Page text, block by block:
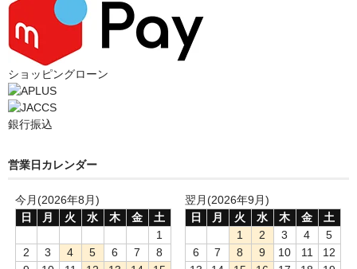
ショッピングローン
銀行振込
営業日カレンダー
今月(2026年8月)
日
月 火 水 木 金
土
1
2
3 4 5 6 7
8
翌月(2026年9月)
日
月 火 水 木 金
土
1
2 3 4
5
6
7 8 9 10 11
12